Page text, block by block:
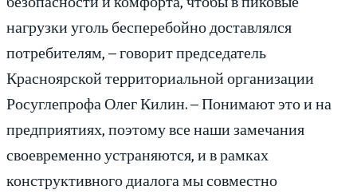
нагрузки уголь бесперебойно доставлялся
потребителям, – говорит председатель
Красноярской территориальной организации
Росуглепрофа Олег Килин. – Понимают это и на
предприятиях, поэтому все наши замечания
своевременно устраняются, и в рамках
конструктивного диалога мы совместно